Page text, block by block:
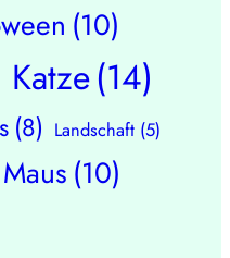
(10)
Katze(14)
(8) Landschaft (5)
Maus (10)